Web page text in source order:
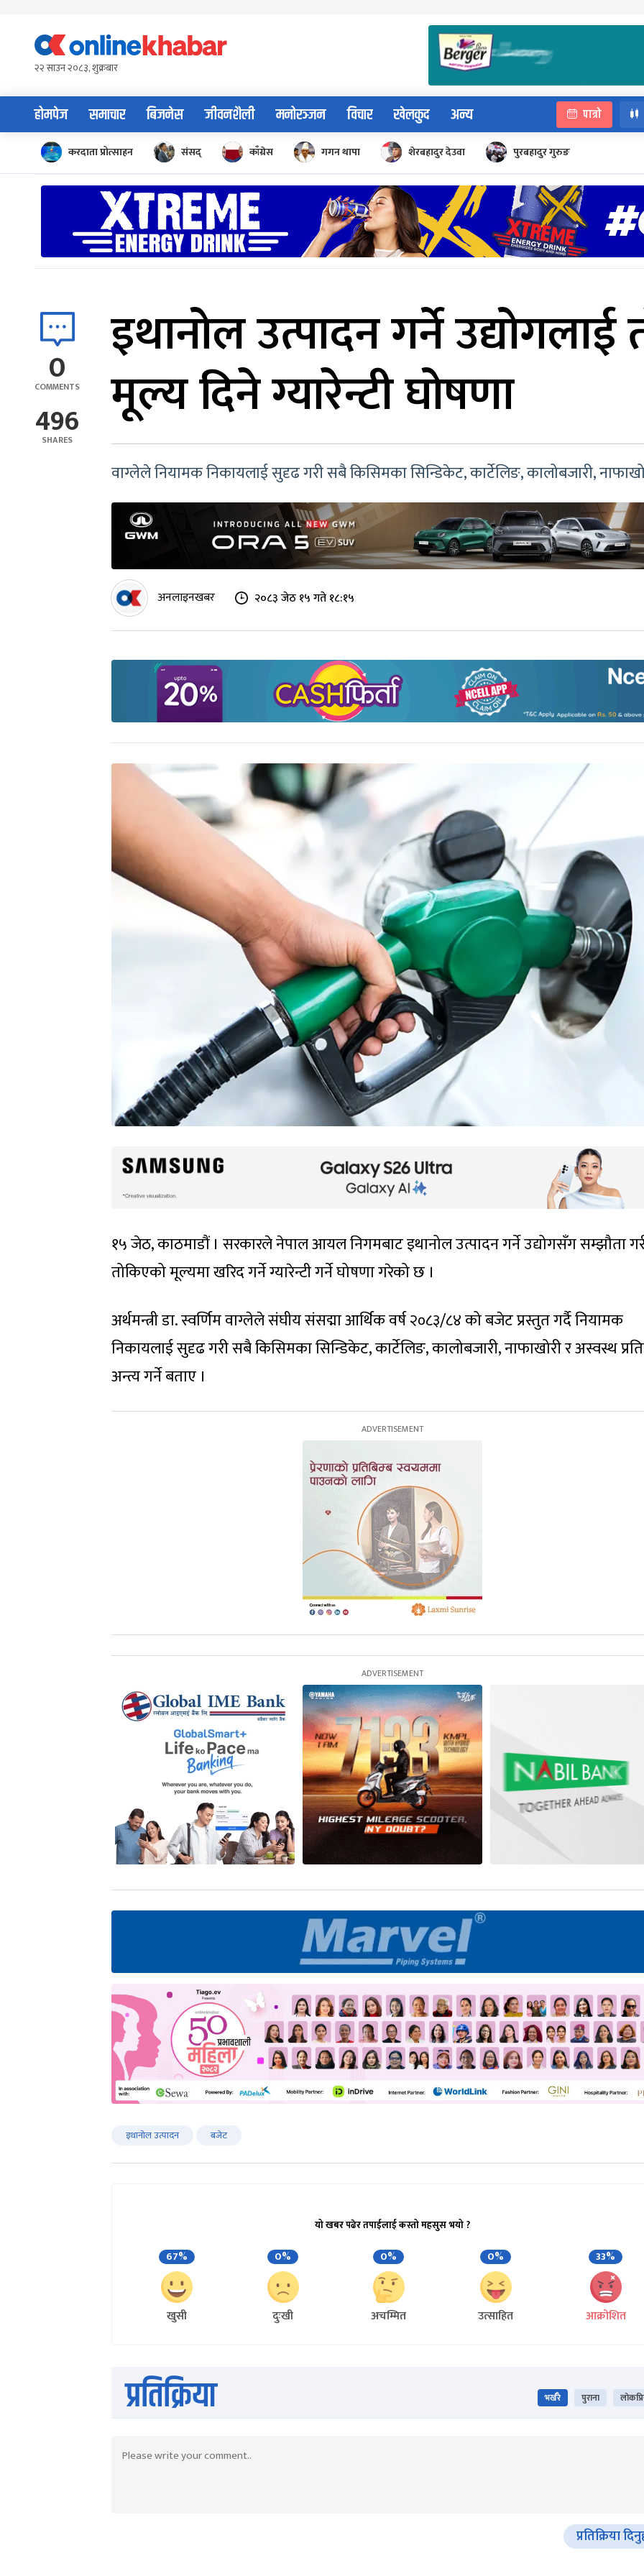
content२२ साउन २०८३, शुक्रबार
होमपेज समाचार बिजनेस जीवनशैली मनोरञ्जन विचार खेलकुद अन्य पात्रो
करदाता प्रोत्साहन संसद् काँग्रेस गगन थापा शेरबहादुर देउवा पुरबहादुर गुरुङ
0
COMMENTS
496
SHARES
इथानोल उत्पादन गर्ने
मूल्य दिने ग्यारेन्टी घोषणा
वाग्लेले नियामक निकायलाई सुदृढ गरी सबै किसिमका सिन्डिकेट, कार्टेलिङ, कालोबजारी,
अनलाइनखबर २०८३ जेठ १५ गते १८:१५
१५ जेठ, काठमाडौं । सरकारले नेपाल आयल निगमबाट इथानोल उत्पादन गर्ने उद्योगसँग सम्झौता
तोकिएको मूल्यमा खरिद गर्ने ग्यारेन्टी गर्ने घोषणा गरेको छ ।
अर्थमन्त्री डा. स्वर्णिम वाग्लेले संघीय संसद्मा आर्थिक वर्ष २०८३/८४ को बजेट प्रस्तुत गर्दै नियामक
निकायलाई सुदृढ गरी सबै किसिमका सिन्डिकेट, कार्टेलिङ, कालोबजारी, नाफाखोरी र अस्वस्थ
अन्त्य गर्ने बताए ।
इथानोल उत्पादन बजेट
यो खबर पढेर तपाईलाई कस्तो महसुस भयो ?
67%
खुसी
0%
दुःखी
0%
अचम्मित
0%
उत्साहित
33%
आक्रोशित
प्रतिक्रिया भर्खरै पुराना
प्रतिक्रिया